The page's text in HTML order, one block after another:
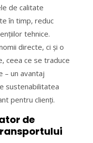
de calitate
în timp, reduc
tehnice.
directe, ci și o
ceea ce se traduce
– un avantaj
sustenabilitatea
pentru clienți.
de